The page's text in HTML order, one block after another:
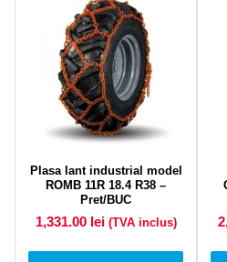
Plasa lant industrial model
ROMB 11R 18.4 R38 –
Pret/BUC
1,331.00 lei (TVA inclus)